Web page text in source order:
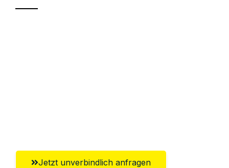
Jetzt unverbindlich anfragen